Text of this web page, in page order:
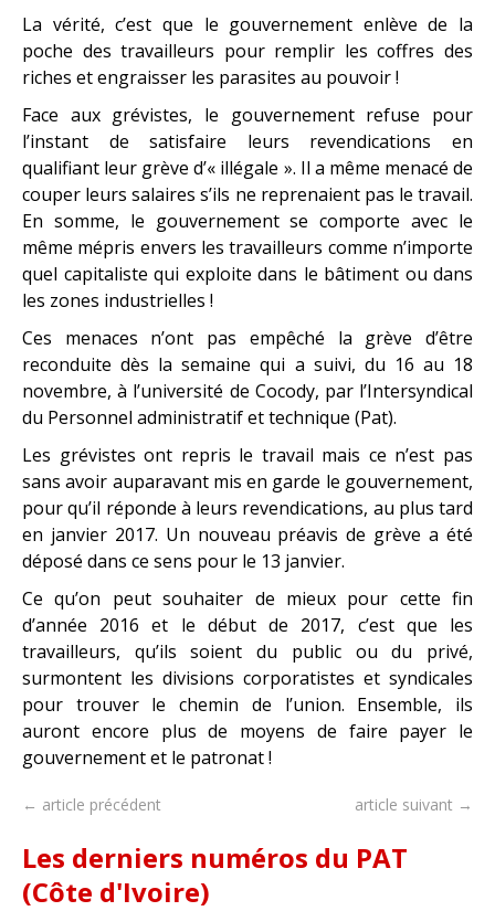
La vérité, c’est que le gouvernement enlève de la
poche des travailleurs pour remplir les coffres des
riches et engraisser les parasites au pouvoir !
Face aux grévistes, le gouvernement refuse pour
l’instant de satisfaire leurs revendications en
qualifiant leur grève d’« illégale ». Il a même menacé de
couper leurs salaires s’ils ne reprenaient pas le travail.
En somme, le gouvernement se comporte avec le
même mépris envers les travailleurs comme n’importe
quel capitaliste qui exploite dans le bâtiment ou dans
les zones industrielles !
Ces menaces n’ont pas empêché la grève d’être
reconduite dès la semaine qui a suivi, du 16 au 18
novembre, à l’université de Cocody, par l’Intersyndical
du Personnel administratif et technique (Pat).
Les grévistes ont repris le travail mais ce n’est pas
sans avoir auparavant mis en garde le gouvernement,
pour qu’il réponde à leurs revendications, au plus tard
en janvier 2017. Un nouveau préavis de grève a été
déposé dans ce sens pour le 13 janvier.
Ce qu’on peut souhaiter de mieux pour cette fin
d’année 2016 et le début de 2017, c’est que les
travailleurs, qu’ils soient du public ou du privé,
surmontent les divisions corporatistes et syndicales
pour trouver le chemin de l’union. Ensemble, ils
auront encore plus de moyens de faire payer le
gouvernement et le patronat !
← article précédent article suivant →
Les derniers numéros du PAT
(Côte d'Ivoire)